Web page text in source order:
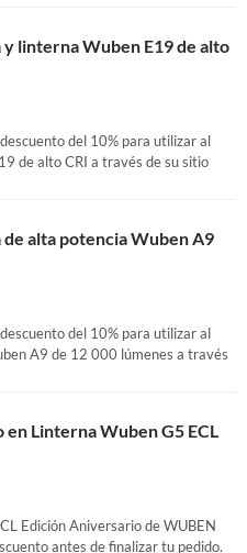
linterna Wuben E19 de alto
del 10% para utilizar al
de alto CRI a través de su sitio
alta potencia Wuben A9
del 10% para utilizar al
A9 de 12 000 lúmenes a través
Linterna Wuben G5 ECL
Edición Aniversario de WUBEN
antes de finalizar tu pedido.